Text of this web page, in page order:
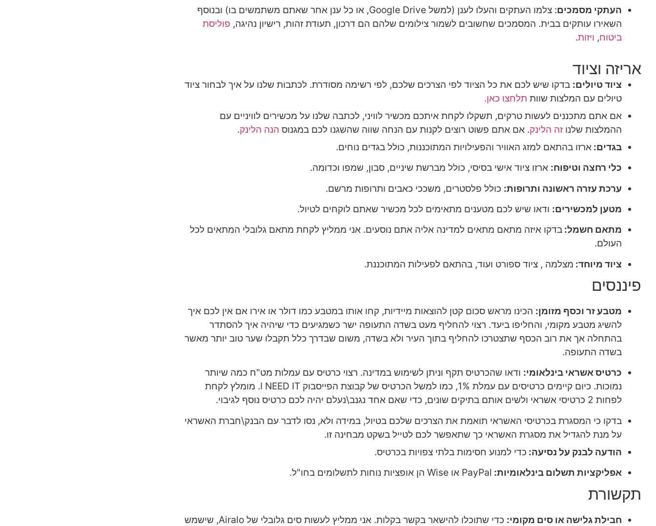
העתקי מסמכים
: צלמו העתקים והעלו לענן (למשל Google Drive, או כל ענן אחר שאתם משתמשים בו) ובנוסף
השאירו עותקים בבית. המסמכים שחשובים לשמור צילומים שלהם הם דרכון, תעודת זהות, רישיון נהיגה, פוליסת
ביטוח, ויזות.
אריזה וציוד
ציוד טיולים: בדקו שיש לכם את כל הציוד לפי הצרכים שלכם, לפי רשימה מסודרת. לכתבות שלנו על איך לבחור ציוד
טיולים עם המלצות שוות תלחצו כאן.
אם אתם מתכננים לעשות טרקים, תשקלו לקחת איתכם מכשיר לוויני, לכתבה שלנו על מכשירים לוויניים עם
ההמלצות שלנו זה הלינק. אם אתם פשוט רוצים לקנות עם הנחה שווה שהשגנו לכם במגנוס הנה הלינק.
בגדים: ארזו בהתאם למזג האוויר והפעילויות המתוכננות, כולל בגדים נוחים.
כלי רחצה וטיפוח: ארזו ציוד אישי בסיסי, כולל מברשת שיניים, סבון, שמפו וכדומה.
ערכת עזרה ראשונה ותרופות: כולל פלסטרים, משככי כאבים ותרופות מרשם.
מטען למכשירים: ודאו שיש לכם מטענים מתאימים לכל מכשיר שאתם לוקחים לטיול.
מתאם חשמל: בדקו איזה מתאם מתאים למדינה אליה אתם נוסעים. אני ממליץ לקחת מתאם גלובלי המתאים לכל
העולם.
ציוד מיוחד: מצלמה , ציוד ספורט ועוד, בהתאם לפעילות המתוכננת.
פיננסים
מטבע זר וכסף מזומן: הכינו מראש סכום קטן להוצאות מיידיות, קחו אותו במטבע כמו דולר או אירו אם אין לכם איך
להשיג מטבע מקומי, והחליפו ביעד. רצוי להחליף מעט בשדה התעופה ישר כשמגיעים כדי שיהיה איך להסתדר
בהתחלה אך את רוב הכסף שתצטרכו להחליף בתוך העיר ולא בשדה, משום שבדרך כלל תקבלו שער טוב יותר מאשר
בשדה התעופה.
כרטיס אשראי בינלאומי: ודאו שהכרטיס תקף וניתן לשימוש במדינה. רצוי כרטיס עם עמלות מט"ח כמה שיותר
נמוכות.
כיום קיימים כרטיסים עם עמלת 1%, כמו למשל הכרטיס של קבוצת הפייסבוק I NEED IT. מומלץ לקחת
לפחות 2 כרטיסי אשראי ולשים אותם בתיקים שונים, כדי שאם אחד נגנב\נעלם יהיה לכם כרטיס נוסף לגיבוי.
בדקו כי המסגרת בכרטיסי האשראי תואמת את הצרכים שלכם בטיול, במידה ולא, נסו לדבר עם הבנק\חברת האשראי
על מנת להגדיל את מסגרת האשראי כך שתאפשר לכם לטייל בשקט מבחינה זו.
הודעה לבנק על נסיעה: כדי למנוע חסימות בלתי צפויות בכרטיס.
אפליקציות תשלום בינלאומיות: PayPal או Wise הן אופציות נוחות לתשלומים בחו"ל.
תקשורת
חבילת גלישה או סים מקומי:
כדי שתוכלו להישאר בקשר בקלות. אני ממליץ לעשות סים גלובלי של Airalo, שישמש